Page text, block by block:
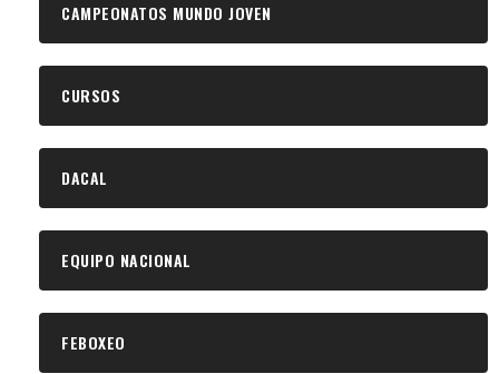
CAMPEONATOS MUNDO JOVEN
CURSOS
DACAL
EQUIPO NACIONAL
FEBOXEO